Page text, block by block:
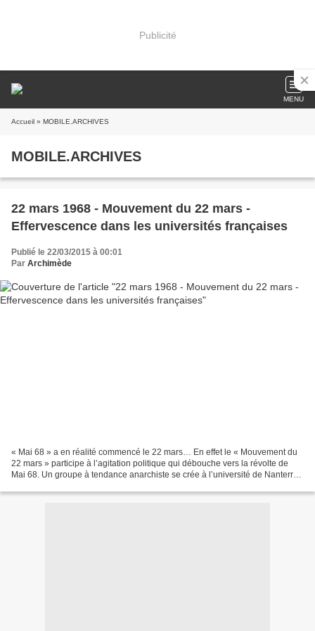
Publicité
MENU
Accueil » MOBILE.ARCHIVES
MOBILE.ARCHIVES
22 mars 1968 - Mouvement du 22 mars -
Effervescence dans les universités françaises
Publié le 22/03/2015 à 00:01
Par Archimède
« Mai 68 » a en réalité commencé le 22 mars… En effet le « Mouvement du
22 mars » participe à l’agitation politique qui débouche vers la révolte de
Mai 68. Un groupe à tendance anarchiste se crée à l’université de Nanterre